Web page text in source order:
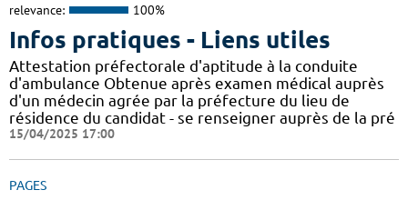
relevance: 100%
Infos pratiques - Liens utiles
Attestation préfectorale d'aptitude à la conduite
d'ambulance Obtenue après examen médical auprès
d'un médecin agrée par la préfecture du lieu de
résidence du candidat - se renseigner auprès de la pré
15/04/2025 17:00
PAGES